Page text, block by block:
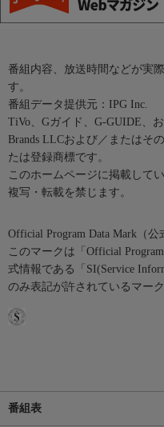
番組内容、放送時間などが実
す。
番組データ提供元：IPG Inc.
TiVo、Gガイド、G-GUIDE、
Brands LLCおよび／またはそ
たは登録商標です。
このホームページに掲載して
複写・転載を禁じます。
Official Program Data Mark（公
このマークは「Official
式情報である「SI(Service
のみ表記が許されているマーク
番組表